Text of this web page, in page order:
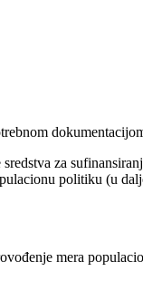
za
politiku (u
mera